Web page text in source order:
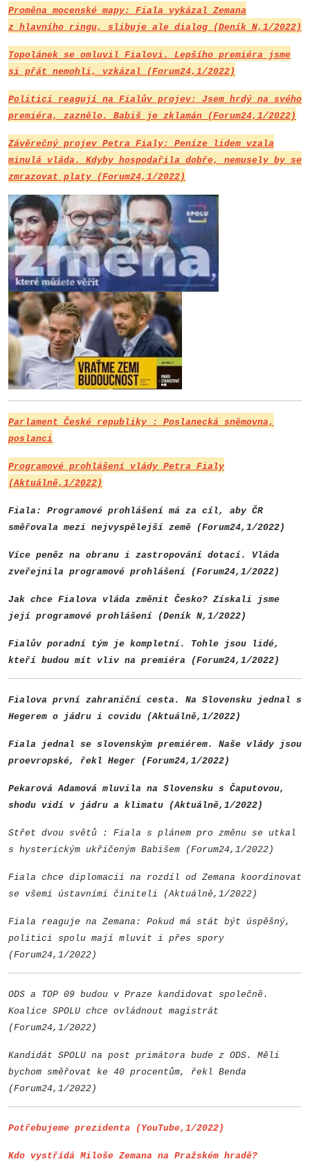
Proměna mocenské mapy: Fiala vykázal Zemana
z hlavního ringu, slibuje ale dialog (Deník N,1/2022)
Topolánek se omluvil Fialovi. Lepšího premiéra jsme
si přát nemohli, vzkázal (Forum24,1/2022)
Politici reagují na Fialův projev: Jsem hrdý na svého
premiéra, zaznělo. Babiš je zklamán (Forum24,1/2022)
Závěrečný projev Petra Fialy: Peníze lidem vzala
minulá vláda. Kdyby hospodařila dobře, nemusely by se
zmrazovat platy (Forum24,1/2022)
Parlament České republiky : Poslanecká sněmovna,
poslanci
Programové prohlášení vlády Petra Fialy
(Aktuálně,1/2022)
Fiala: Programové prohlášení má za cíl, aby ČR
směřovala mezi nejvyspělejší země (Forum24,1/2022)
Více peněz na obranu i zastropování dotací. Vláda
zveřejnila programové prohlášení (Forum24,1/2022)
Jak chce Fialova vláda změnit Česko? Získali jsme
její programové prohlášení (Deník N,1/2022)
Fialův poradní tým je kompletní. Tohle jsou lidé,
kteří budou mít vliv na premiéra (Forum24,1/2022)
Fialova první zahraniční cesta. Na Slovensku jednal s
Hegerem o jádru i covidu (Aktuálně,1/2022)
Fiala jednal se slovenským premiérem. Naše vlády jsou
proevropské, řekl Heger (Forum24,1/2022)
Pekarová Adamová mluvila na Slovensku s Čaputovou,
shodu vidí v jádru a klimatu (Aktuálně,1/2022)
Střet dvou světů : Fiala s plánem pro změnu se utkal
s hysterickým ukřičeným Babišem (Forum24,1/2022)
Fiala chce diplomacii na rozdíl od Zemana koordinovat
se všemi ústavními činiteli (Aktuálně,1/2022)
Fiala reaguje na Zemana: Pokud má stát být úspěšný,
politici spolu mají mluvit i přes spory
(Forum24,1/2022)
ODS a TOP 09 budou v Praze kandidovat společně.
Koalice SPOLU chce ovládnout magistrát
(Forum24,1/2022)
Kandidát SPOLU na post primátora bude z ODS. Měli
bychom směřovat ke 40 procentům, řekl Benda
(Forum24,1/2022)
Potřebujeme prezidenta (YouTube,1/2022)
Kdo vystřídá Miloše Zemana na Pražském hradě?